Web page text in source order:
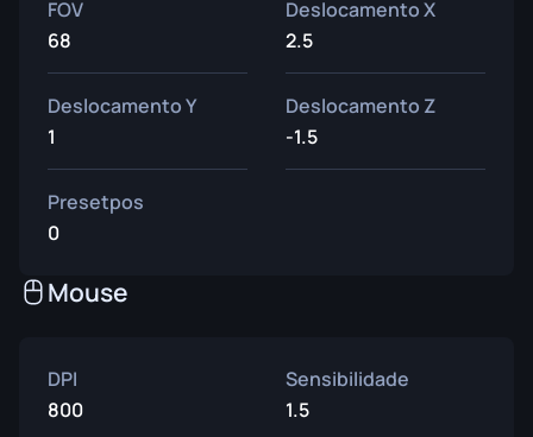
FOV
68
Deslocamento X
2.5
Deslocamento Y
1
Deslocamento Z
-1.5
Presetpos
0
Mouse
DPI
800
Sensibilidade
1.5